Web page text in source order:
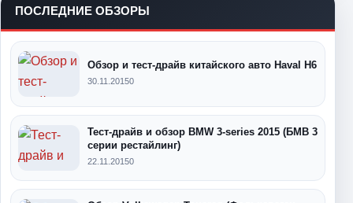
ПОСЛЕДНИЕ ОБЗОРЫ
Обзор и тест-драйв китайского авто Haval H6
30.11.20150
Тест-драйв и обзор BMW 3-series 2015 (БМВ 3
серии рестайлинг)
22.11.20150